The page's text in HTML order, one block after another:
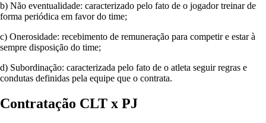
b) Não eventualidade: caracterizado pelo fato de o jogador treinar de
forma periódica em favor do time;
c) Onerosidade: recebimento de remuneração para competir e estar à
sempre disposição do time;
d) Subordinação: caracterizada pelo fato de o atleta seguir regras e
condutas definidas pela equipe que o contrata.
Contratação CLT x PJ